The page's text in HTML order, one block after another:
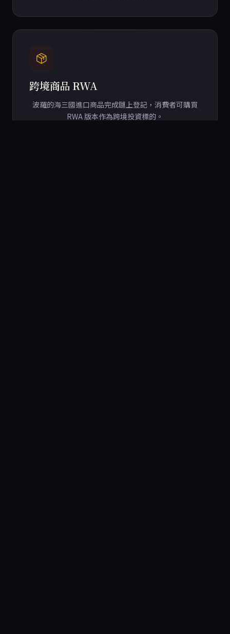
跨境商品 RWA
波羅的海三國進口商品完成鏈上登記，消費者可購買
RWA 版本作為跨境投資標的。